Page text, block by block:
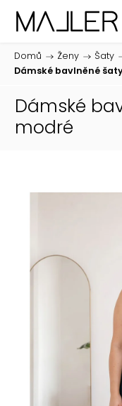
Domů / Ženy / Šaty /
Dámské bavlněné
Dámské
modré